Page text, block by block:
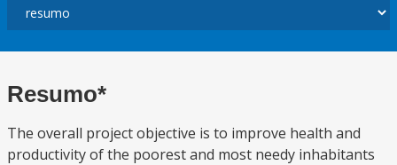
Resumo*
The overall project objective is to improve health and
productivity of the poorest and most needy inhabitants